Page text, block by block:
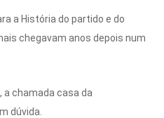
a História do partido e do
chegavam anos depois num
a chamada casa da
dúvida.